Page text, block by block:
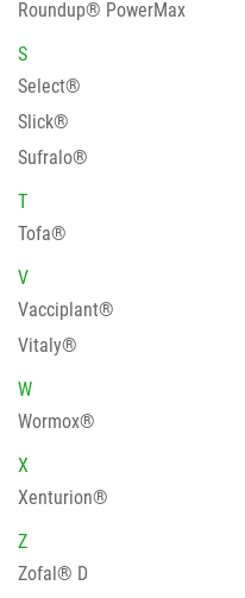
Roundup® PowerMax
S
Select®
Slick®
Sufralo®
T
Tofa®
V
Vacciplant®
Vitaly®
W
Wormox®
X
Xenturion®
Z
Zofal® D